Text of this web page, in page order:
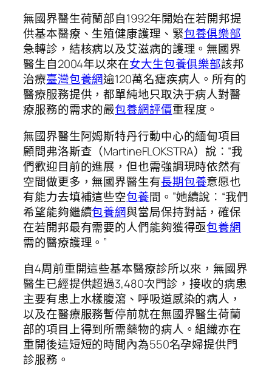
無國界醫生荷蘭部自1992年開始在若開邦提
供基本醫療、生殖健康護理、緊包養俱樂部
急轉診，結核病以及艾滋病的護理。無國界
醫生自2004年以來在女大生包養俱樂部該邦
治療臺灣包養網逾120萬名瘧疾病人。所有的
醫療服務提供，都單純地只取決于病人對醫
療服務的需求的嚴包養網評價重程度。
無國界醫生阿姆斯特丹行動中心的緬甸項目
顧問弗洛斯查（MartineFLOKSTRA）說︰“我
們歡迎目前的進展，但也需強調現時依然有
空間做更多，無國界醫生有長期包養意愿也
有能力去填補這些空包養間。”她續說︰“我們
希望能夠繼續包養網與當局保持對話，確保
在若開邦最有需要的人們能夠獲得亟包養網
需的醫療護理。”
自4周前重開這些基本醫療診所以來，無國界
醫生已經提供超過3,480次門診，接收的病患
主要有患上水樣腹瀉、呼吸道感染的病人，
以及在醫療服務暫停前就在無國界醫生荷蘭
部的項目上得到所需藥物的病人。組織亦在
重開後這短短的時間內為550名孕婦提供門
診服務。